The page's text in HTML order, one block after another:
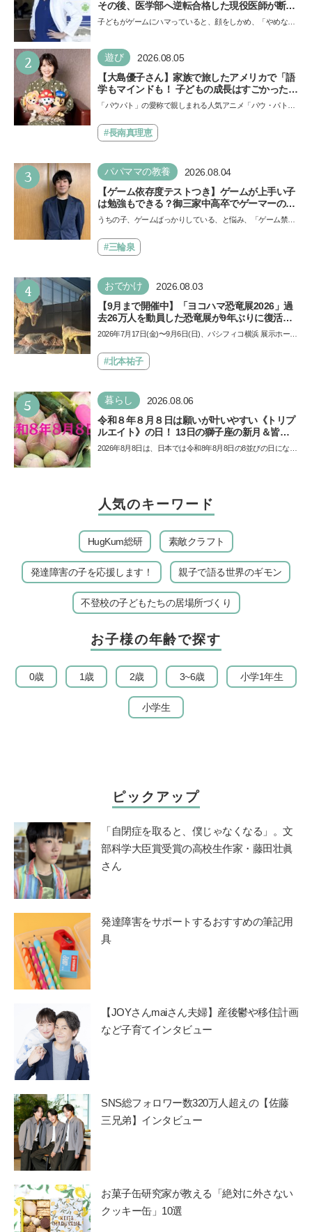
その後、医学部へ逆転合格した現役医師が断言
「ゲームの経験が受験勉強に役立った」そう考
子どもがゲームにハマっていると、顔をしかめ、「やめなさ
い…
2 遊び 2026.08.05
【大島優子さん】家族で旅したアメリカで「語
学もマインドも！ 子どもの成長はすごかった」
声優をつとめた映画『パウ・パトロール ザ・ダ
できると子どもに知ってほしい
「パウパト」の愛称で親しまれる人気アニメ「パウ・パトロ
ザ…
#長南真理恵
3 パパママの教養 2026.08.04
【ゲーム依存度テストつき】ゲームが上手い子
は勉強もできる？御三家中高卒でゲーマーの医
師・阿部智史さんが教えるゲームしながら受験
うちの子、ゲームばっかりしている、と悩み、「ゲーム禁
も…
#三輪泉
4 おでかけ 2026.08.03
【9月まで開催中】「ヨコハマ恐竜展2026」過
去26万人を動員した恐竜展が9年ぶりに復活！
夏休みのおでかけで楽しむポイントを完全ガイ
2026年7月17日(金)〜9月6日(日)、パシフィコ横浜 展示ホール
催…
#北本祐子
5 暮らし 2026.08.06
令和８年８月８日は願いが叶いやすい《トリプ
ルエイト》の日！ 13日の獅子座の新月＆皆既
日食の影響にも注目
2026年8月8日は、日本では令和8年8月8日の8並びの日になり
人気のキーワード
HugKum総研 素敵クラフト
発達障害の子を応援します！ 親子で語る世界のギモン
不登校の子どもたちの居場所づくり
お子様の年齢で探す
0歳 1歳 2歳 3~6歳 小学1年生
小学生
ピックアップ
「自閉症を取ると、僕じゃなくなる」。文
部科学大臣賞受賞の高校生作家・藤田壮眞
さん
発達障害をサポートするおすすめの筆記用
具
【JOYさんmaiさん夫婦】産後鬱や移住計画
など子育てインタビュー
SNS総フォロワー数320万人超えの【佐藤
三兄弟】インタビュー
お菓子缶研究家が教える「絶対に外さない
クッキー缶」10選